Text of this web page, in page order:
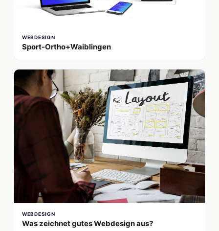
WEBDESIGN
Sport-Ortho+Waiblingen
WEBDESIGN
Was zeichnet gutes Webdesign aus?